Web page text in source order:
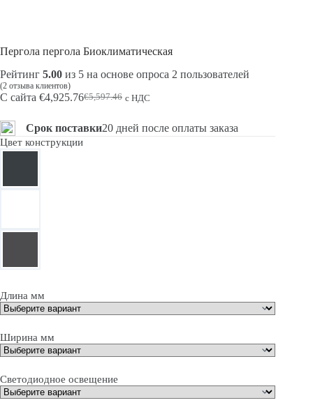
Пергола пергола Биоклиматическая
Рейтинг 5.00 из 5 на основе опроса 2 пользователей
(2 отзыва клиентов)
С сайта €5,597.46
Первоначальная
составляла
€5,597.46.
€4,925.76Текущая
€4,925.76.
с НДС
Срок поставки20 дней после оплаты заказа
Цвет конструкции
Длина мм
Ширина мм
Светодиодное освещение